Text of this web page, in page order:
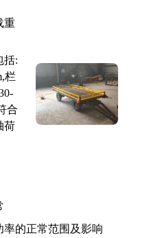
重
括:
栏
合
荷
的正常范围及影响